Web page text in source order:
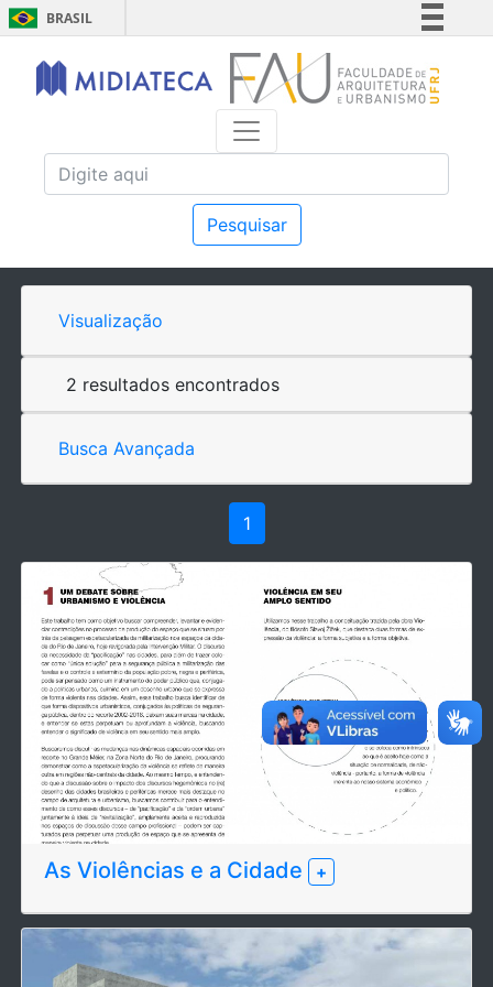
BRASIL
Simplifique!
Comunica BR
Acesso à informação
Pesquisar
Visualização
2 resultados encontrados
Busca Avançada
1
As Violências e a Cidade +